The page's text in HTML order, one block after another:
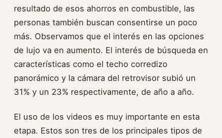
resultado de esos ahorros en combustible, las
personas también buscan consentirse un poco
más. Observamos que el interés en las opciones
de lujo va en aumento. El interés de búsqueda en
características como el techo corredizo
panorámico y la cámara del retrovisor subió un
31% y un 23% respectivamente, de año a año.
El uso de los videos es muy importante en esta
etapa. Estos son tres de los principales tipos de